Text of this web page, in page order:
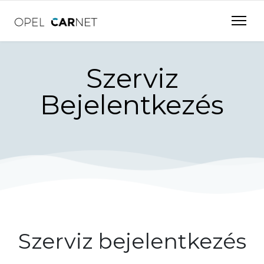
Szerviz
Bejelentkezés
Szerviz bejelentkezés